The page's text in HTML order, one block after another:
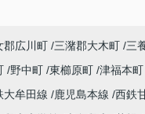
郡広川町 三潴郡大木町 三
野中町 東櫛原町 津福本町
大牟田線 鹿児島本線 西鉄